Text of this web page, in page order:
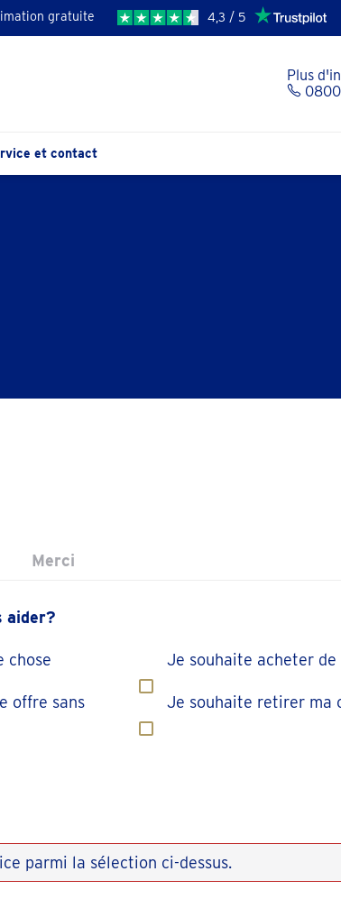
gratuite 4,3 / 5
Plus
0800
et contact
Merci
aider?
chose Je souhaite acheter de
offre sans
Je souhaite retirer ma
parmi la sélection ci-dessus.